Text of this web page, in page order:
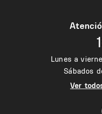
Lunes a
Sábados
Ver